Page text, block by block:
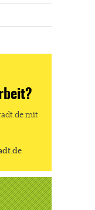
mit